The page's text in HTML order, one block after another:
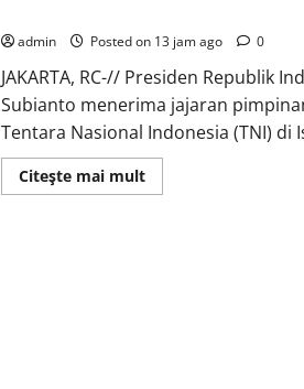
admin Posted on 13 jam ago 0
JAKARTA, RC-// Presiden Republik
Subianto menerima jajaran
Tentara Nasional Indonesia (TNI) di
Citeşte mai multRead
more